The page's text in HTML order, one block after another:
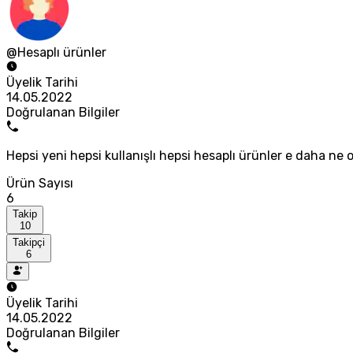
@Hesaplı ürünler
Üyelik Tarihi
14.05.2022
Doğrulanan Bilgiler
Hepsi yeni hepsi kullanışlı hepsi hesaplı ürünler e daha ne
Ürün Sayısı
6
Takip
10
Takipçi
6
Üyelik Tarihi
14.05.2022
Doğrulanan Bilgiler